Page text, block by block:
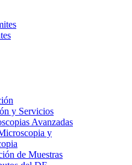
y Servicios
Avanzadas
y
de Muestras